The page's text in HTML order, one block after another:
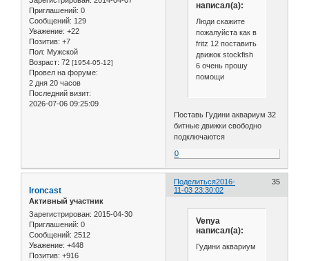
Приглашений: 0
Сообщений: 129
Уважение: +22
Позитив: +7
Пол: Мужской
Возраст: 72 [1954-05-12]
Провел на форуме:
2 дня 20 часов
Последний визит:
2026-07-06 09:25:09
написал(а):
Люди скажите
пожалуйста как в
fritz 12 поставить
движок stockfish
6 очень прошу
помощи
Поставь Гудини аквариум 32
битные движки свободно
подключаются
0
Поделиться 35
2016-
11-03 23:30:02
Ironcast
Активный участник
Зарегистрирован: 2015-04-30
Приглашений: 0
Сообщений: 2512
Уважение: +448
Позитив: +916
Venya
написал(а):
Гудини аквариум